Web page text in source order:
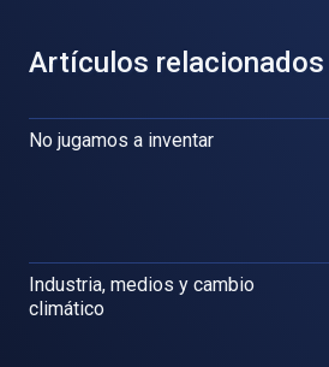
Artículos relacionados
No jugamos a inventar
Industria, medios y cambio
climático